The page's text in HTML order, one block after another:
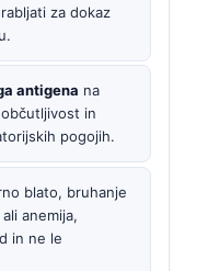
za dokaz
antigena na
in
pogojih.
blato, bruhanje
anemija,
in ne le